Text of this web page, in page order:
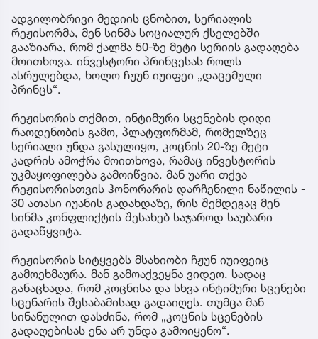
ადგილობრივი მედიის ცნობით, სერიალის
რეჟისორმა, მენ სინმა სოციალურ ქსელებში
გააზიარა, რომ ქალმა 50-ზე მეტი სერიის გადაღება
მოითხოვა. ინვესტორი პრინცესას როლს
ასრულებდა, ხოლო ჩჟუნ იუიფეი „დაცემული
პრინცს“.
რეჟისორის თქმით, ინტიმური სცენების დიდი
რაოდენობის გამო, პლატფორმამ, რომელზეც
სერიალი უნდა გასულიყო, კოცნის 20-ზე მეტი
კადრის ამოჭრა მოითხოვა, რამაც ინვესტორის
უკმაყოფილება გამოიწვია. მან უარი თქვა
რეჟისორისთვის ჰონორარის დარჩენილი ნაწილის -
30 ათასი იუანის გადახდაზე, რის შემდეგაც მენ
სინმა კონფლიქტის შესახებ საჯაროდ საუბარი
გადაწყვიტა.
რეჟისორის სიტყვებს მსახიობი ჩჟუნ იუიფეიც
გამოეხმაურა. მან გამოაქვეყნა ვიდეო, სადაც
განაცხადა, რომ კოცნისა და სხვა ინტიმური სცენები
სცენარის შესაბამისად გადაიღეს. თუმცა მან
სინანულით დასძინა, რომ „კოცნის სცენების
გადაღებისას ენა არ უნდა გამოიყენო“.